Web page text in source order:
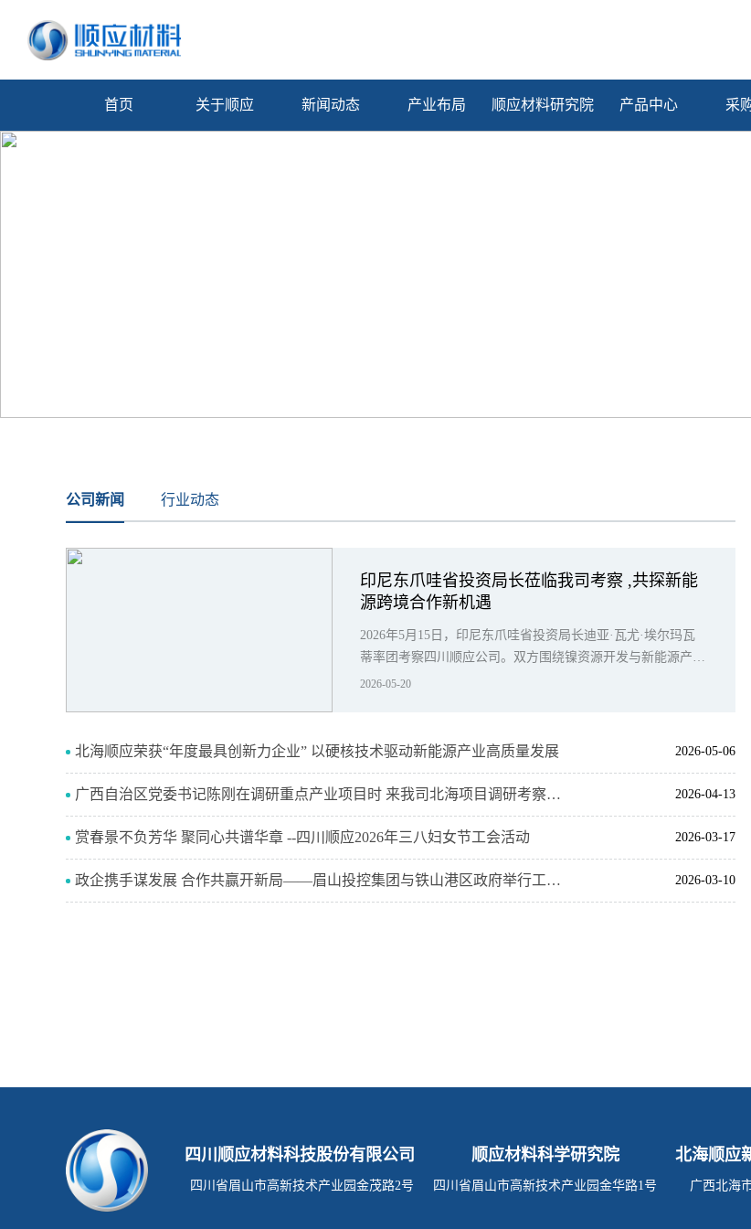
首页 关于顺应 新闻动态 产业布局 顺应材料研究院 产品中心 采
公司新闻 行业动态
印尼东爪哇省投资局长莅临我司考察 ,共探新能
源跨境合作新机遇
2026年5月15日，印尼东爪哇省投资局长迪亚·瓦尤·埃尔玛瓦
蒂率团考察四川顺应公司。双方围绕镍资源开发与新能源产业
链合作深入交流，探讨跨境合作潜力。
2026-05-20
北海顺应荣获“年度最具创新力企业” 以硬核技术驱动新能源产业高质量发展 2026-05-06
广西自治区党委书记陈刚在调研重点产业项目时 来我司北海项目调研考察，强调政企协同破难题 推动北海顺应新能源材料项目尽早投产 2026-04-13
赏春景不负芳华 聚同心共谱华章 --四川顺应2026年三八妇女节工会活动 2026-03-17
政企携手谋发展 合作共赢开新局——眉山投控集团与铁山港区政府举行工作会谈 2026-03-10
四川顺应材料科技股份有限公司
四川省眉山市高新技术产业园金茂路2号
顺应材料科学研究院
四川省眉山市高新技术产业园金华路1号
北海顺应
广西北海